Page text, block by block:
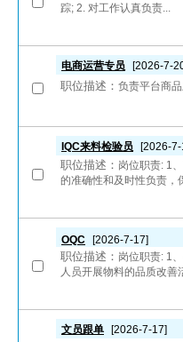
踪; 2. 对工作认真负责...
电商运营专员 [2026-7-
职位描述： 负责平台商
IQC来料检验员 [2026-7-
职位描述： 岗位职责: 1
的准确性和及时性负责，
OQC [2026-7-17]
职位描述： 岗位职责: 1
人员开展物料的品质改善
文员跟单 [2026-7-17]